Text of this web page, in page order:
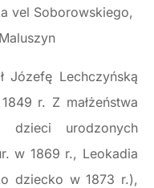
vel Soborowskiego,
Lechczyńską
r. Z małżeństwa
dzieci urodzonych
w 1869 r., Leokadia
dziecko w 1873 r.),